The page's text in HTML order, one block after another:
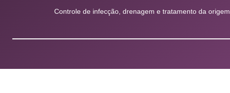
Controle de infecção, drenagem e tratamento da origem.